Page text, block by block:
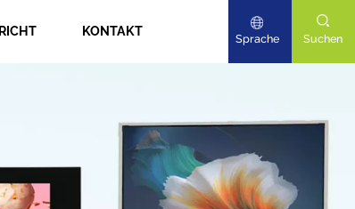
KONTAKT Suchen
Sprache
English
Deutsch
日本語